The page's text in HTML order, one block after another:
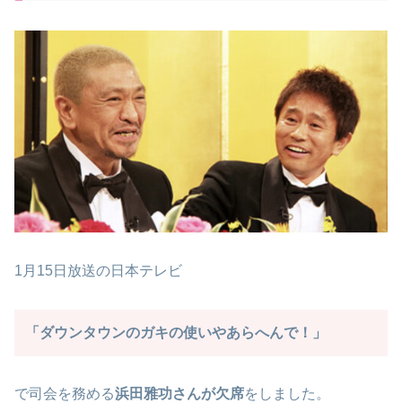
1月15日放送の日本テレビ
「ダウンタウンのガキの使いやあらへんで！」
で司会を務める浜田雅功さんが欠席をしました。